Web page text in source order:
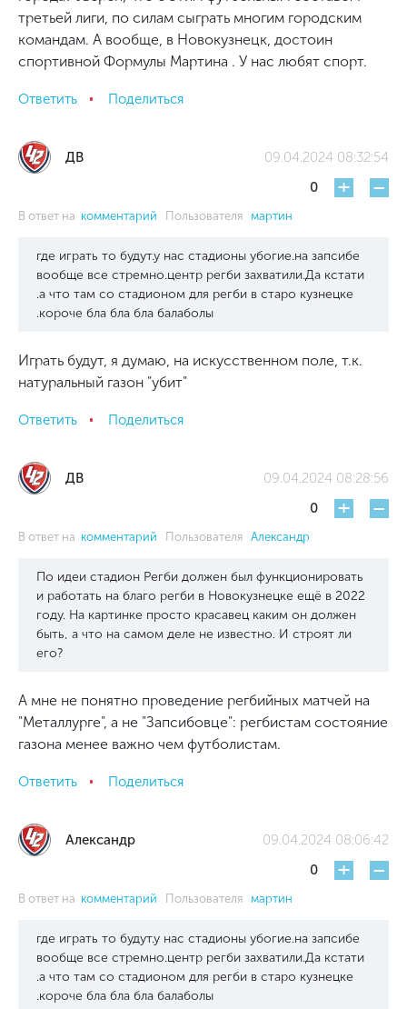
третьей лиги, по силам сыграть многим городским
командам. А вообще, в Новокузнецк, достоин
спортивной Формулы Мартина . У нас любят спорт.
Ответить Поделиться
ДВ
09.04.2024 08:32:54
0
+ -
В ответ на комментарий Пользователя мартин
где играть то будут.у нас стадионы убогие.на запсибе
вообще все стремно.центр регби захватили.Да кстати
.а что там со стадионом для регби в старо кузнецке
.короче бла бла бла балаболы
Играть будут, я думаю, на искусственном поле, т.к.
натуральный газон "убит"
Ответить Поделиться
ДВ
09.04.2024 08:28:56
0
+ -
В ответ на комментарий Пользователя Александр
По идеи стадион Регби должен был функционировать
и работать на благо регби в Новокузнецке ещё в 2022
году. На картинке просто красавец каким он должен
быть, а что на самом деле не известно. И строят ли
его?
А мне не понятно проведение регбийных матчей на
"Металлурге", а не "Запсибовце": регбистам состояние
газона менее важно чем футболистам.
Ответить Поделиться
Александр
09.04.2024 08:06:42
0
+ -
В ответ на комментарий Пользователя мартин
где играть то будут.у нас стадионы убогие.на запсибе
вообще все стремно.центр регби захватили.Да кстати
.а что там со стадионом для регби в старо кузнецке
.короче бла бла бла балаболы